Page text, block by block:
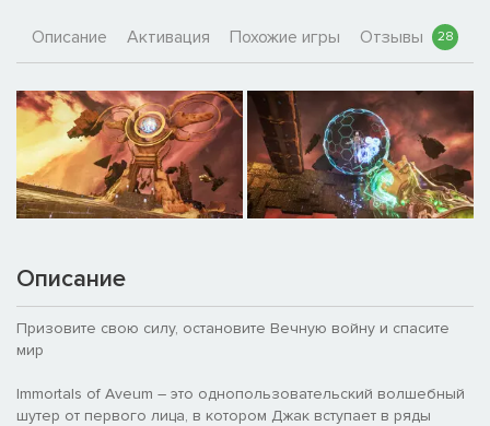
Описание Активация Похожие игры Отзывы 28
Описание
Призовите свою силу, остановите Вечную войну и спасите
мир
Immortals of Aveum – это однопользовательский волшебный
шутер от первого лица, в котором Джак вступает в ряды